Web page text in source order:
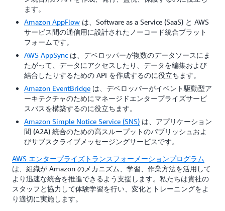
ます。
Amazon AppFlow は、Software as a Service (SaaS) と AWS
サービス間の通信用に設計されたノーコード統合プラット
フォームです。
AWS AppSync は、デベロッパーが複数のデータソースにま
たがって、データにアクセスしたり、データを編集および
結合したりするための API を作成するのに役立ちます。
Amazon EventBridge は、デベロッパーがイベント駆動型ア
ーキテクチャのためにマネージドエンタープライズサービ
スバスを構築するのに役立ちます。
Amazon Simple Notice Service (SNS) は、アプリケーション
間 (A2A) 統合のための高スループットのパブリッシュおよ
びサブスクライブメッセージングサービスです。
AWS エンタープライズトランスフォーメーションプログラム
は、組織が Amazon のメカニズム、学習、作業方法を活用して
より迅速な統合を推進できるよう支援します。私たちは貴社の
スタッフと協力して体験学習を行い、変化とトレーニングをよ
り適切に実施します。